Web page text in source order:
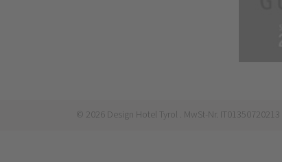
© 2026 Design Hotel Tyrol . MwSt-Nr. IT01350720213